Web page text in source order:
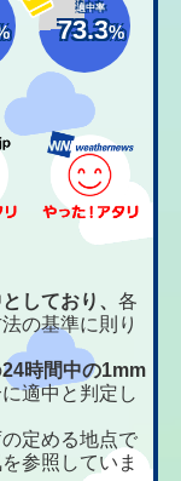
適中率
73.3%
しており、各
の基準に則り
24時間中の1mm
適中と判定し
定める地点で
参照していま